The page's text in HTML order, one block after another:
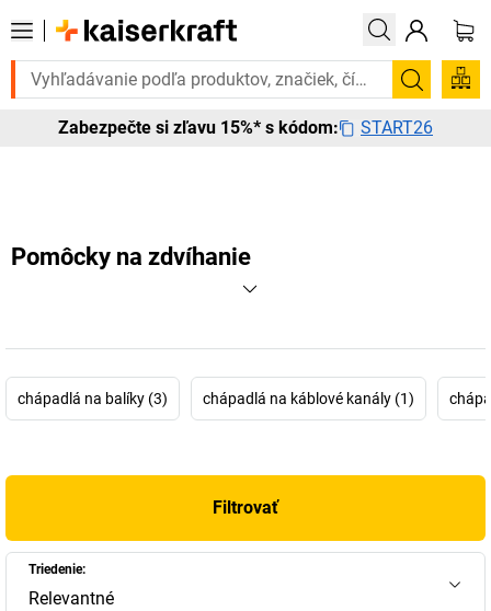
to urgentne? Vybrané bestsellery doručíme do 72 hodín. Objavte
Zabezpečte si zľavu 15%* s kódom: START26
Pomôcky na zdvíhanie
chápadlá na balíky (3) chápadlá na káblové kanály (1)
Filtrovať
Triedenie:
Relevantné